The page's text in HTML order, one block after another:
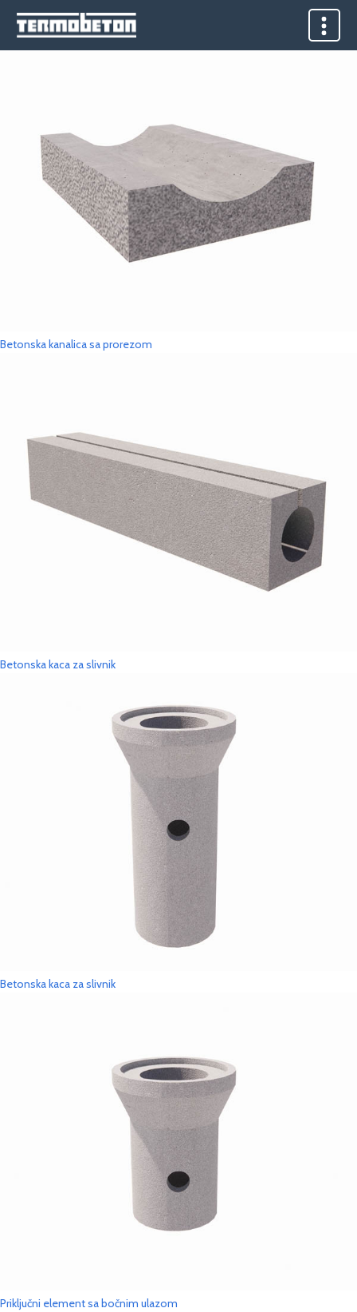
Betonska plitka kanalica
Betonska kanalica sa prorezom
Betonska kaca za slivnik
Betonska kaca za slivnik
Priključni element sa bočnim ulazom